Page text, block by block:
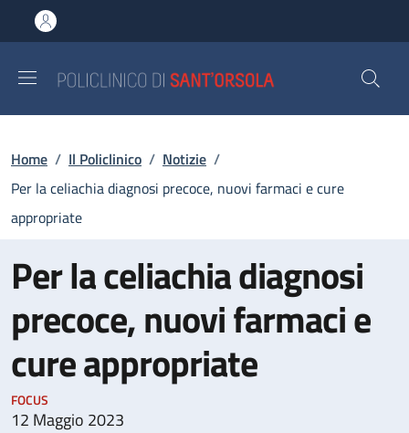
al contenuto principale
to footer content
Briciole di pane
Home / Il Policlinico / Notizie /
Per la celiachia diagnosi precoce, nuovi farmaci e cure
appropriate
Per la celiachia diagnosi
precoce, nuovi farmaci e
cure appropriate
FOCUS
12 Maggio 2023